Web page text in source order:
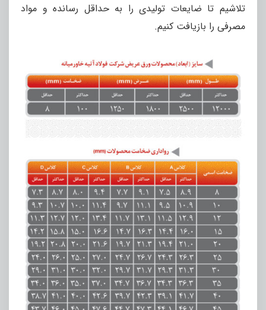
تلاشیم تا ضایعات تولیدی را به حداقل رسانده و مواد
مصرفی را بازیافت کنیم.